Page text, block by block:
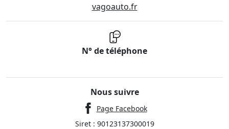
vagoauto.fr
N° de téléphone
Nous suivre
Page Facebook
Siret : 90123137300019